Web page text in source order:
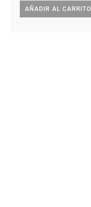
AÑADIR AL CARRITO